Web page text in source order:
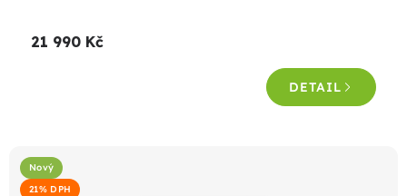
21 990 Kč
DETAIL
Nový
21% DPH